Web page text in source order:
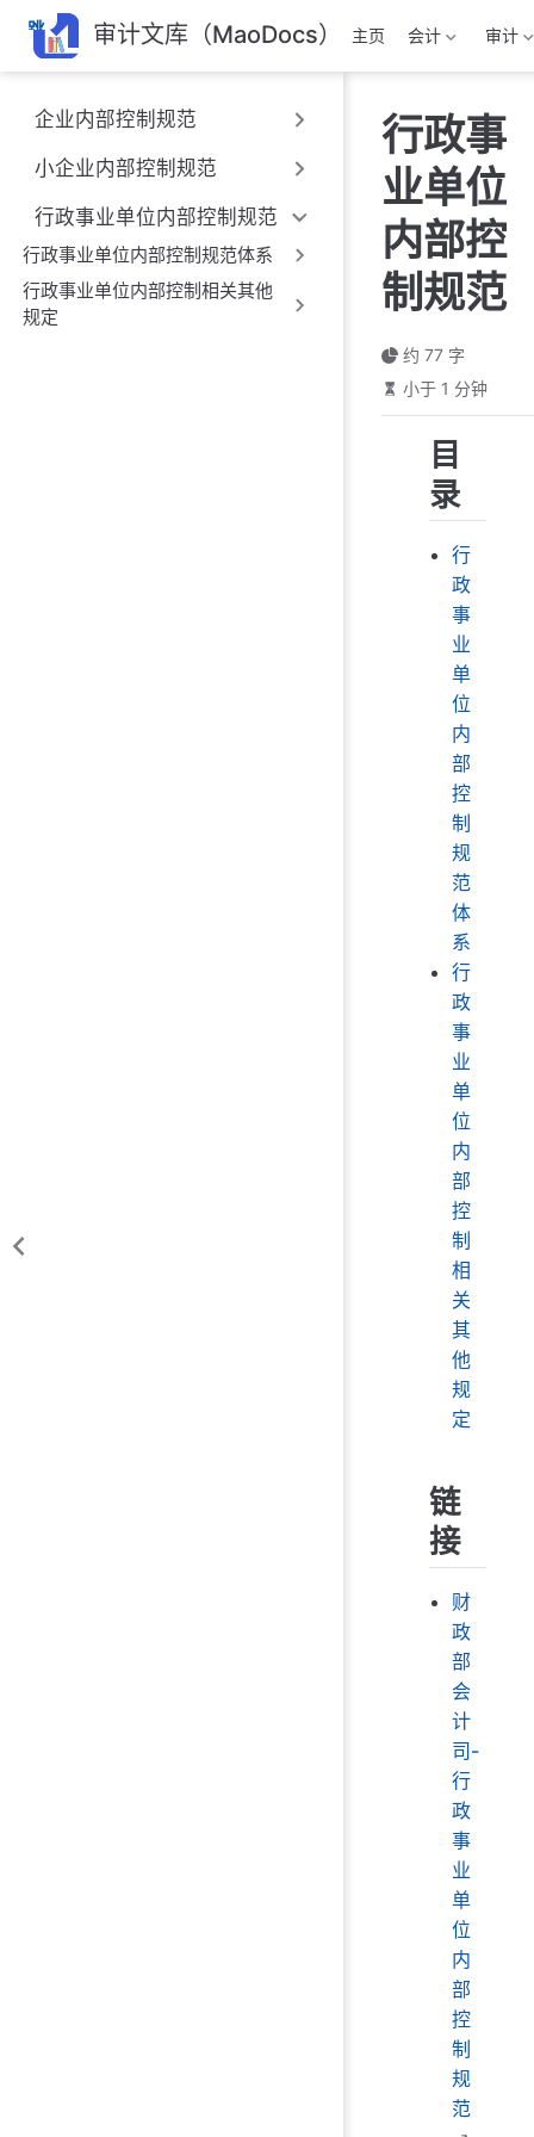
跳
至
主
要
內
容
审计文库（MaoDocs） 主页 会计 审计
企业内部控制规范
小企业内部控制规范
行政事业单位内部控制规范
行政事业单位内部控制规范体系
行政事业单位内部控制相关其他
规定
行政事
业单位
内部控
制规范
约 77 字
小于 1 分钟
目
录
行
政
事
业
单
位
内
部
控
制
规
范
体
系
行
政
事
业
单
位
内
部
控
制
相
关
其
他
规
定
链
接
财
政
部
会
计
司-
行
政
事
业
单
位
内
部
控
制
规
范